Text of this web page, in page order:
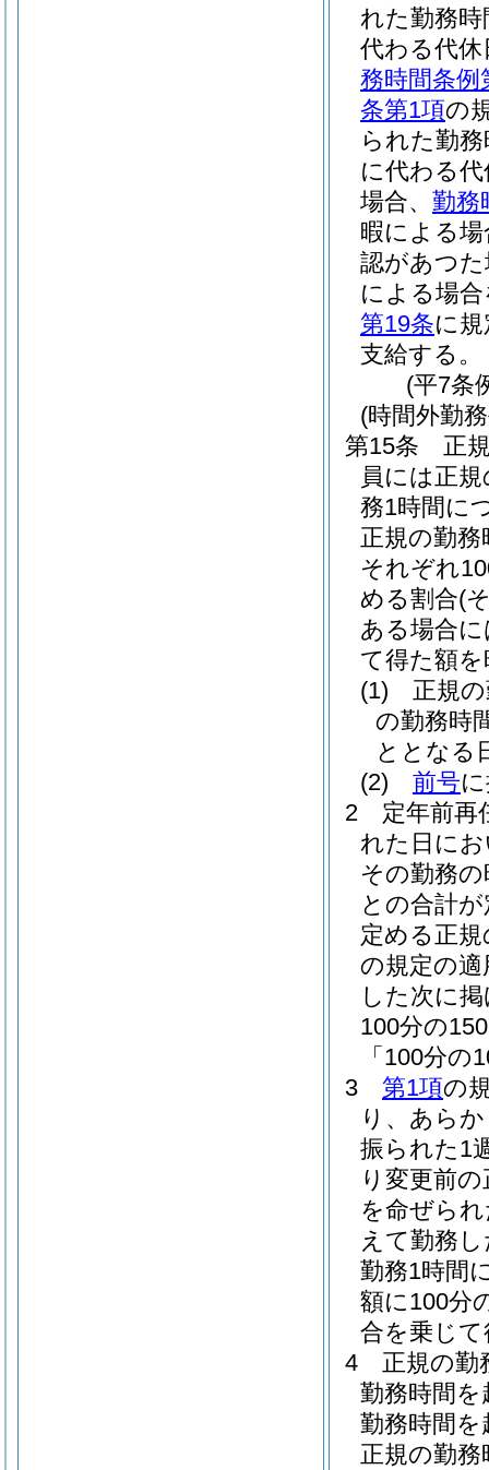
れた勤務
代わる代
務時間条例
条第1項の
られた勤
に代わる
場合、 勤務
暇による
認があつた
による場
第19条に
支給する。
(平7条
(時間外勤
第15条
正
員には正
務1時間に
正規の勤
それぞれ
める割合(
ある場合
て得た額
(1)
正規
の勤務時
ととなる
(2)
前号
2
定年前再
れた日に
その勤務
との合計
定める正
の規定の
した次に
100分の
「100分の
3
第1項の
り、あら
振られた1
り変更前
を命ぜら
えて勤務
勤務1時間
額に100分
合を乗じ
4
正規の勤
勤務時間
勤務時間
正規の勤